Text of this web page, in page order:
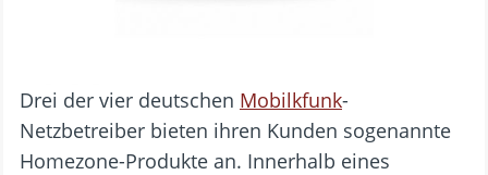
Drei der vier deutschen Mobilkfunk-
Netzbetreiber bieten ihren Kunden sogenannte
Homezone-Produkte an. Innerhalb eines